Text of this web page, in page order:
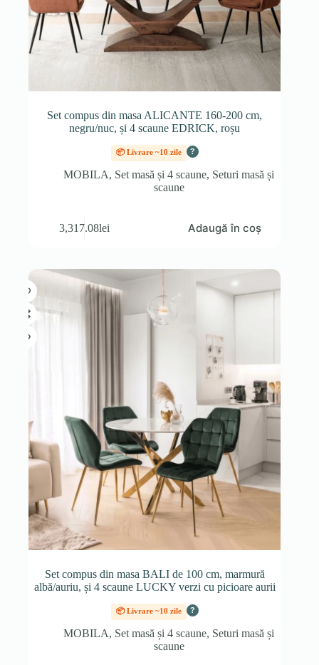
Set compus din masa ALICANTE 160-200 cm,
negru/nuc, și 4 scaune EDRICK, roșu
📦 Livrare ~10 zile ?
MOBILA, Set masă și 4 scaune, Seturi masă și
scaune
3,317.08lei Adaugă în coș
Set compus din masa BALI de 100 cm, marmură
albă/auriu, și 4 scaune LUCKY verzi cu picioare aurii
📦 Livrare ~10 zile ?
MOBILA, Set masă și 4 scaune, Seturi masă și
scaune